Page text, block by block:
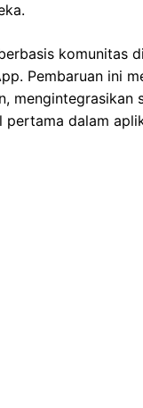
komunitas
Pembaruan ini
mengintegrasikan
dalam